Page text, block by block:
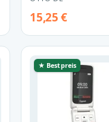
15,25 €
★ Bestpreis